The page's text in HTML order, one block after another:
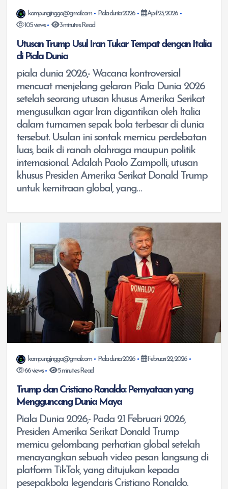
kampungjingga@gmail.com Piala dunia 2026
April 23, 2026
105 views
3 minutes Read
Utusan Trump Usul Iran Tukar Tempat dengan Italia
di Piala Dunia
piala dunia 2026,- Wacana kontroversial
mencuat menjelang gelaran Piala Dunia 2026
setelah seorang utusan khusus Amerika Serikat
mengusulkan agar Iran digantikan oleh Italia
dalam turnamen sepak bola terbesar di dunia
tersebut. Usulan ini sontak memicu perdebatan
luas, baik di ranah olahraga maupun politik
internasional. Adalah Paolo Zampolli, utusan
khusus Presiden Amerika Serikat Donald Trump
untuk kemitraan global, yang…
kampungjingga@gmail.com Piala dunia 2026
Februari 22, 2026
66 views
5 minutes Read
Trump dan Cristiano Ronaldo: Pernyataan yang
Mengguncang Dunia Maya
Piala Dunia 2026,- Pada 21 Februari 2026,
Presiden Amerika Serikat Donald Trump
memicu gelombang perhatian global setelah
menayangkan sebuah video pesan langsung di
platform TikTok, yang ditujukan kepada
pesepakbola legendaris Cristiano Ronaldo.